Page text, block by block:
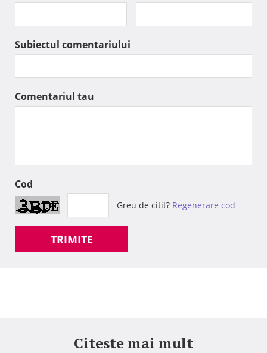
Subiectul comentariului
Comentariul tau
Cod
Greu de citit? Regenerare cod
TRIMITE
Citeste mai mult